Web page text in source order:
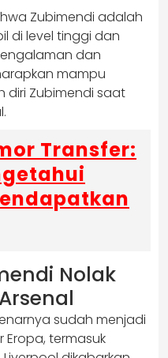
Zubimendi adalah
di level tinggi dan
dan
mampu
diri Zubimendi saat
Transfer:
Nolak
sudah menjadi
Eropa, termasuk